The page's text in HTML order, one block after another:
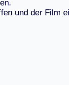
en.
fen und der Film ei